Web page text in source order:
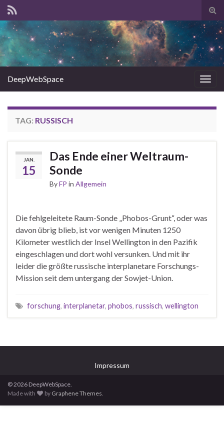
DeepWebSpace
TAG: RUSSISCH
JAN.
15
Das Ende einer Weltraum-
Sonde
ByFP in Allgemein
Die fehlgeleitete Raum-Sonde „Phobos-Grunt“, oder was
davon übrig blieb, ist vor wenigen Minuten 1250
Kilometer westlich der Insel Wellington in den Pazifik
eingeschlagen und dort wohl versunken. Und mit ihr
leider die größte russische interplanetare Forschungs-
Mission seit dem untergang der Sowjet-Union.
forschung, interplanetar, phobos, russisch, wellington
Impressum
© 2026 DeepWebSpace.
Made with
by Graphene Themes.